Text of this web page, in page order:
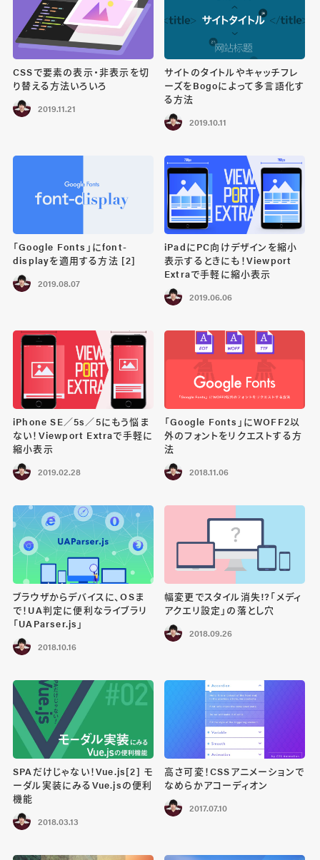
CSSで要素の表示・非表示を切
り替える方法いろいろ
2019.11.21
サイトのタイトルやキャッチフレ
ーズをBogoによって多言語化す
る方法
2019.10.11
「Google Fonts」にfont-
displayを適用する方法 [2]
2019.08.07
iPadにPC向けデザインを縮小
表示するときにも！Viewport
Extraで手軽に縮小表示
2019.06.06
iPhone SE／5s／5にもう悩ま
ない！Viewport Extraで手軽に
縮小表示
2019.02.28
「Google Fonts」にWOFF2以
外のフォントをリクエストする方
法
2018.11.06
ブラウザからデバイスに、OSま
で！UA判定に便利なライブラリ
「UAParser.js」
2018.10.16
幅変更でスタイル消失!?「メディ
アクエリ設定」の落とし穴
2018.09.26
SPAだけじゃない！Vue.js[2] モ
ーダル実装にみるVue.jsの便利
機能
2018.03.13
高さ可変！CSSアニメーションで
なめらかアコーディオン
2017.07.10